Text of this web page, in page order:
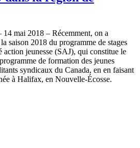
mai 2018 – Récemment, on a
saison 2018 du programme de stages
action jeunesse (SAJ), qui constitue le
de formation des jeunes
syndicaux du Canada, en en faisant
à Halifax, en Nouvelle-Écosse.